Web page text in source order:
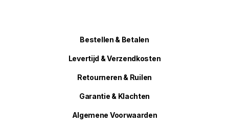
Bestellen & Betalen
Levertijd & Verzendkosten
Retourneren & Ruilen
Garantie & Klachten
Algemene Voorwaarden